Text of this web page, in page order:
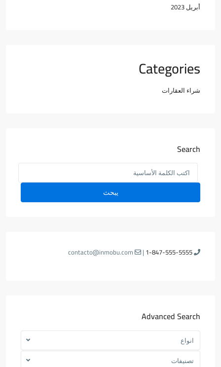
أبريل 2023
Categories
شراء العقارات
Search
يبحث
1-847-555-5555
|
Advanced Search
انواع
تصنيفات